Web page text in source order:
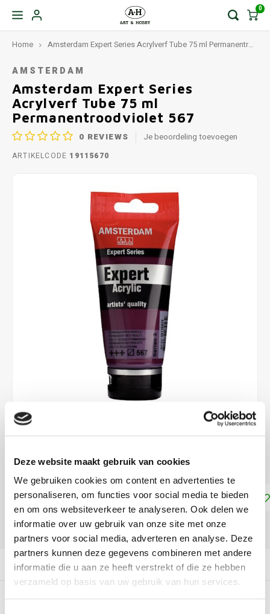
Deze website maakt gebruik van cookies
We gebruiken cookies om content en advertenties te
personaliseren, om functies voor social media te bieden
en om ons websiteverkeer te analyseren. Ook delen we
informatie over uw gebruik van onze site met onze
partners voor social media, adverteren en analyse. Deze
partners kunnen deze gegevens combineren met andere
informatie die u aan ze heeft verstrekt of die ze hebben
verzameld op basis van uw gebruik van hun services.
0
Home Amsterdam Expert Series Acrylverf Tube 75 ml Permanentroodviolet 567
AMSTERDAM
Amsterdam Expert Series
Acrylverf Tube 75 ml
Permanentroodviolet 567
0 REVIEWS Je beoordeling toevoegen
ARTIKELCODE 19115670
DIRECT LEVERBAAR
Toevoegen aan winkelwagen
DELEN:
Productomschrijving